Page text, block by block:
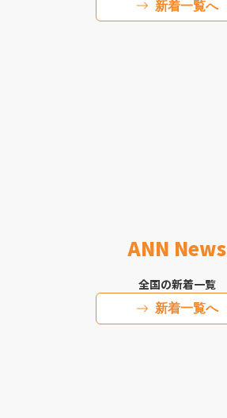
新着一覧へ
ANN News
全国の新着一覧
新着一覧へ